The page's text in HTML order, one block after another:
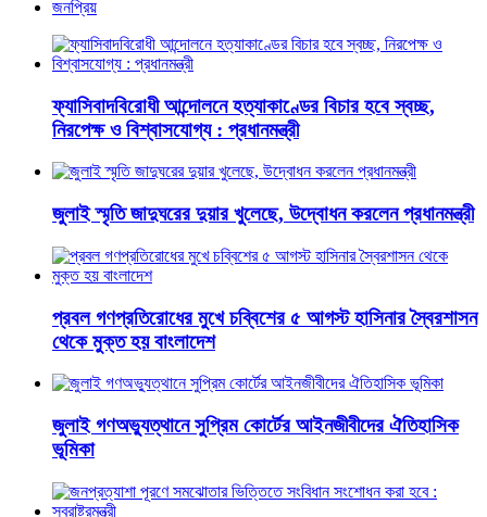
জনপ্রিয়
ফ্যাসিবাদবিরোধী আন্দোলনে হত্যাকাণ্ডের বিচার হবে স্বচ্ছ,
নিরপেক্ষ ও বিশ্বাসযোগ্য : প্রধানমন্ত্রী
জুলাই স্মৃতি জাদুঘরের দুয়ার খুলেছে, উদ্বোধন করলেন প্রধানমন্ত্রী
প্রবল গণপ্রতিরোধের মুখে চব্বিশের ৫ আগস্ট হাসিনার স্বৈরশাসন
থেকে মুক্ত হয় বাংলাদেশ
জুলাই গণঅভ্যুত্থানে সুপ্রিম কোর্টের আইনজীবীদের ঐতিহাসিক
ভূমিকা